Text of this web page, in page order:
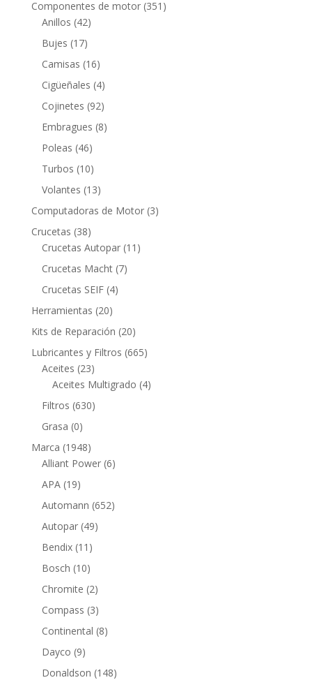
Componentes de motor 351 351
Anillos 4242
Bujes 1717
productos
Camisas 1616
productos
Cigüeñales 44
productos
Cojinetes 9292
productos
Embragues 88
Poleas 4646
productos
Turbos 1010
productos
Volantes 1313
productos
Computadoras de Motor 33
Crucetas 3838
productos
Crucetas Autopar 11 11
Crucetas Macht 77
Crucetas SEIF 44
Herramientas 2020
productos
Kits de Reparación 2020
productos
Lubricantes y Filtros 665665
Aceites 2323
productos
Aceites Multigrado 44
Filtros 630630
Grasa 00
productos
Marca 19481948
productos
Alliant Power 66
APA 1919
productos
Automann 652652
Autopar 4949
Bendix 11 11
productos
Bosch 1010
productos
Chromite 22
productos
Compass 33
productos
Continental 88
Dayco 99
productos
Donaldson 148148